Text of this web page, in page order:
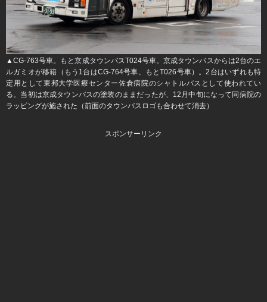
▲CG-763号車。もと京成タウンバスT024号車。京成タウンバスからは2台のエ
ルガミオが移籍（もう1台はCG-764号車、もとT026号車）。2台はいずれも特
定用として東邦大学医療センター佐倉病院のシャトルバスとして使われてい
る。当初は京成タウンバスの塗装のままだったが、12月中旬になって同病院の
ラッピングが施された（前面のタウンバスロゴも合わせて消去）
スポンサーリンク